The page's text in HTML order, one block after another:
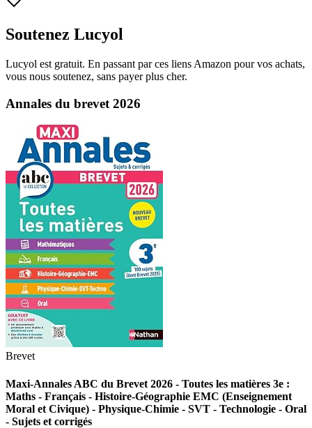
Soutenez Lucyol
Lucyol est gratuit. En passant par ces liens Amazon pour vos achats,
vous nous soutenez, sans payer plus cher.
Annales du brevet 2026
Brevet
Maxi-Annales ABC du Brevet 2026 - Toutes les matières 3e :
Maths - Français - Histoire-Géographie EMC (Enseignement
Moral et Civique) - Physique-Chimie - SVT - Technologie - Oral
- Sujets et corrigés